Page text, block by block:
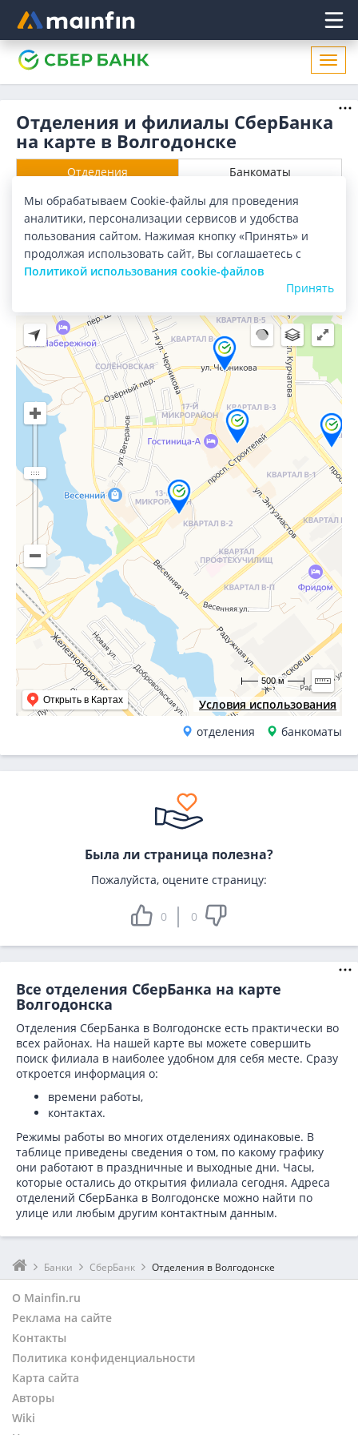
Главное меню
Отделения и филиалы СберБанка
на карте в Волгодонске
Отделения Банкоматы
Все банки Карта Список
Город:Волгодонск
Условия использования
Открыть в Картах
500 м
2
отделения банкоматы
Была ли страница полезна?
Пожалуйста, оцените страницу:
0 0
Все отделения СберБанка на карте
Волгодонска
Отделения СберБанка в Волгодонске есть практически во
всех районах. На нашей карте вы можете совершить
поиск филиала в наиболее удобном для себя месте. Сразу
откроется информация о:
времени работы,
контактах.
Режимы работы во многих отделениях одинаковые. В
таблице приведены сведения о том, по какому графику
они работают в праздничные и выходные дни. Часы,
которые остались до открытия филиала сегодня. Адреса
отделений СберБанка в Волгодонске можно найти по
улице или любым другим контактным данным.
Банки СберБанк Отделения в Волгодонске
О Mainfin.ru
Реклама на сайте
Контакты
Политика конфиденциальности
Карта сайта
Авторы
Wiki
Мы обрабатываем Cookie-файлы для проведения
аналитики, персонализации сервисов и удобства
пользования сайтом. Нажимая кнопку «Принять» и
продолжая использовать сайт, Вы соглашаетесь с
Политикой использования cookie-файлов
Принять